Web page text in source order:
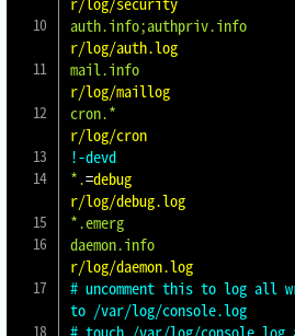
auth.info;authpriv.info
r/log/auth.log
mail.info
r/log/maillog
cron.*
r/log/cron
!-devd
*.=debug
r/log/debug.log
*.emerg
daemon.info
r/log/daemon.log
# uncomment this to log all
to /var/log/console.log
# touch /var/log/console.log